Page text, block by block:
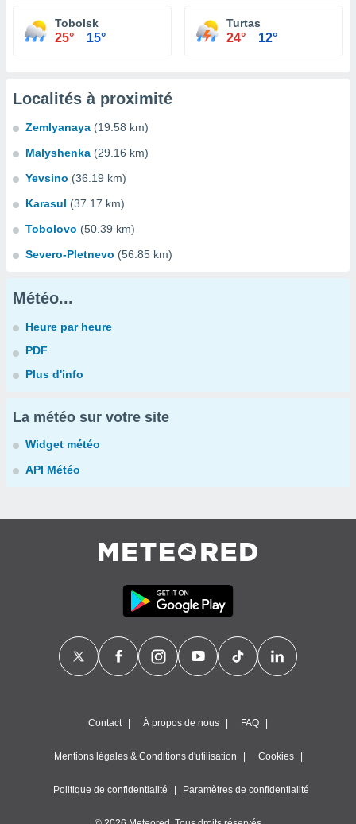
Tobolsk
25° 15°
Turtas
24° 12°
Localités à proximité
Zemlyanaya (19.58 km)
Malyshenka (29.16 km)
Yevsino (36.19 km)
Karasul (37.17 km)
Tobolovo (50.39 km)
Severo-Pletnevo (56.85 km)
Météo...
Heure par heure
PDF
Plus d'info
La météo sur votre site
Widget météo
API Météo
Contact À propos de nous FAQ
Mentions légales & Conditions d'utilisation Cookies
Politique de confidentialité Paramètres de confidentialité